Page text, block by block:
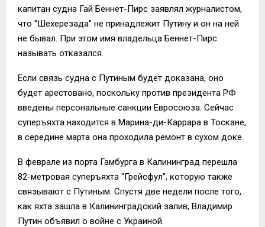
капитан судна Гай Беннет-Пирс заявлял журналистом,
что "Шехерезада" не принадлежит Путину и он на ней
не бывал. При этом имя владельца Беннет-Пирс
называть отказался.
Если связь судна с Путиным будет доказана, оно
будет арестовано, поскольку против президента РФ
введены персональные санкции Евросоюза. Сейчас
суперъяхта находится в Марина-ди-Каррара в Тоскане,
в середине марта она проходила ремонт в сухом доке.
В феврале из порта Гамбурга в Калининград перешла
82-метровая суперъяхта "Грейсфул", которую также
связывают с Путиным. Спустя две недели после того,
как яхта зашла в Калининградский залив, Владимир
Путин объявил о войне с Украиной.